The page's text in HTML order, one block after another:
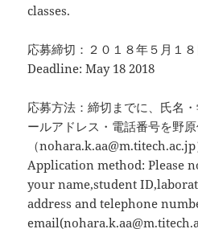
classes.
応募締切：２０１８年５月１８
Deadline: May 18 2018
応募方法：締切までに、氏名
ールアドレス・電話番号を野
（nohara.k.aa@m.titech.ac.jp
Application method: Please
your name,student
address and telephone